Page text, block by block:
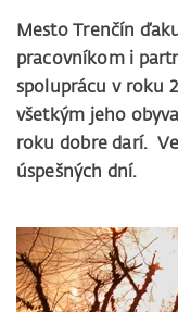
Mesto Trenčín
pracovníkom i
spoluprácu v roku
všetkým jeho
roku dobre darí.
úspešných dní.